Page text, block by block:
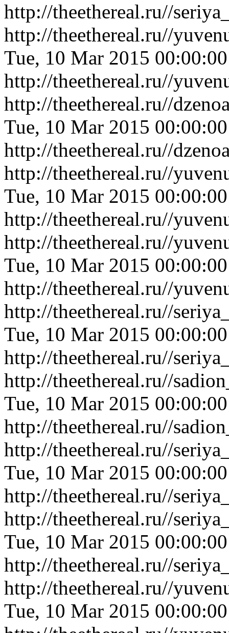
http://theethereal.ru//
http://theethereal.ru//
Tue, 10 Mar 2015
http://theethereal.ru//
http://theethereal.ru//
Tue, 10 Mar 2015
http://theethereal.ru//
http://theethereal.ru//
Tue, 10 Mar 2015
http://theethereal.ru//
http://theethereal.ru//
Tue, 10 Mar 2015
http://theethereal.ru//
http://theethereal.ru//
Tue, 10 Mar 2015
http://theethereal.ru//
http://theethereal.ru//
Tue, 10 Mar 2015
http://theethereal.ru//
http://theethereal.ru//
Tue, 10 Mar 2015
http://theethereal.ru//
http://theethereal.ru//
Tue, 10 Mar 2015
http://theethereal.ru//
http://theethereal.ru//
Tue, 10 Mar 2015